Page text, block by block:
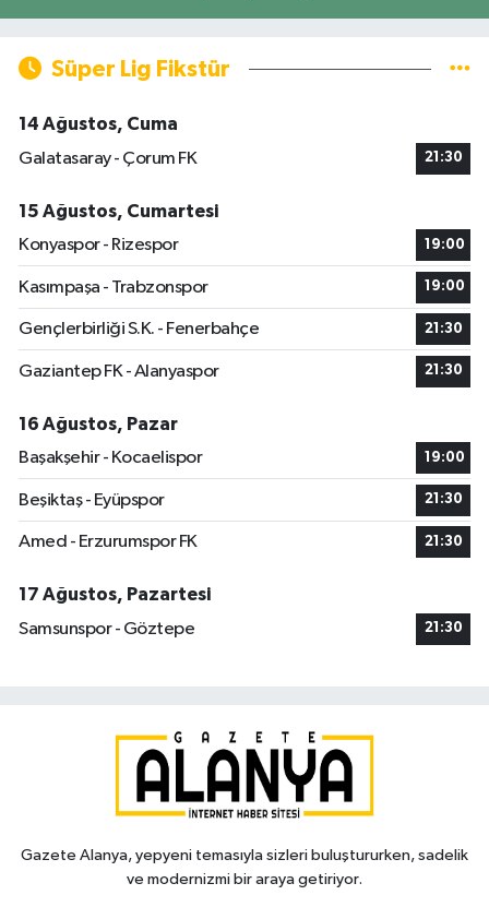
Süper Lig Fikstür
14 Ağustos, Cuma
Galatasaray - Çorum FK
21:30
15 Ağustos, Cumartesi
Konyaspor - Rizespor
19:00
Kasımpaşa - Trabzonspor 19:00
Gençlerbirliği S.K. - Fenerbahçe 21:30
Gaziantep FK - Alanyaspor 21:30
16 Ağustos, Pazar
Başakşehir - Kocaelispor
19:00
Beşiktaş - Eyüpspor 21:30
Amed - Erzurumspor FK 21:30
17 Ağustos, Pazartesi
Samsunspor - Göztepe
21:30
Gazete Alanya, yepyeni temasıyla sizleri buluştururken, sadelik
ve modernizmi bir araya getiriyor.